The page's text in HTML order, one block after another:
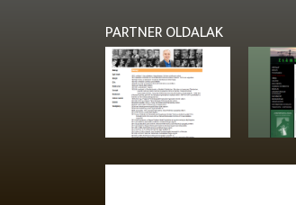
PARTNER OLDALAK